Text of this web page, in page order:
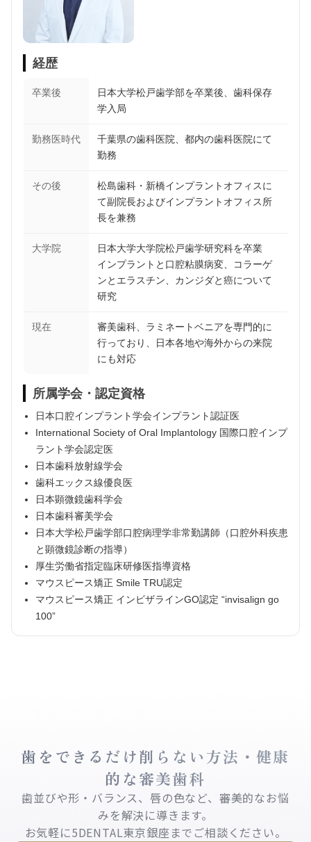
経歴
卒業後
日本大学松戸歯学部を卒業後、歯科保存
学入局
勤務医時代
千葉県の歯科医院、都内の歯科医院にて
勤務
その後
松島歯科・新橋インプラントオフィスに
て副院長およびインプラントオフィス所
長を兼務
大学院
日本大学大学院松戸歯学研究科を卒業
インプラントと口腔粘膜病変、コラーゲ
ンとエラスチン、カンジダと癌について
研究
現在
審美歯科、ラミネートベニアを専門的に
行っており、日本各地や海外からの来院
にも対応
所属学会・認定資格
日本口腔インプラント学会インプラント認証医
International Society of Oral Implantology 国際口腔インプ
ラント学会認定医
日本歯科放射線学会
歯科エックス線優良医
日本顕微鏡歯科学会
日本歯科審美学会
日本大学松戸歯学部口腔病理学非常勤講師（口腔外科疾患
と顕微鏡診断の指導）
厚生労働省指定臨床研修医指導資格
マウスピース矯正 Smile TRU認定
マウスピース矯正 インビザラインGO認定 “invisalign go
100”
歯をできるだけ削らない方法・健康
的な審美歯科
歯並びや形・バランス、唇の色など、審美的なお悩
みを解決に導きます。
お気軽に5DENTAL東京銀座までご相談ください。